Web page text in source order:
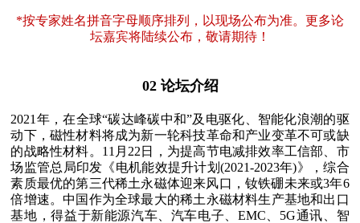
*按专家姓名拼音字母顺序排列，以现场公布为准。更多论
坛嘉宾将陆续公布，敬请期待！
02 论坛介绍
2021年，在全球“碳达峰碳中和”及电驱化、智能化浪潮的驱
动下，磁性材料将成为新一轮科技革命和产业变革不可或缺
的战略性材料。11月22日，为提高节电减排效率工信部、市
场监管总局印发《电机能效提升计划(2021-2023年)》，综合
素质最优的第三代稀土永磁体迎来风口，钕铁硼未来或3年6
倍增速。中国作为全球最大的稀土永磁材料生产基地和出口
基地，得益于新能源汽车、汽车电子、EMC、5G通讯、智